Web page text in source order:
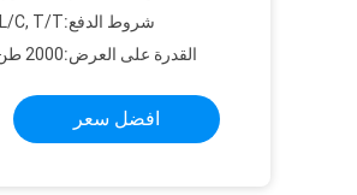
شروط الدفع:L/C, T/T, ويسترن يونيون
القدرة على العرض:2000 طن لكلّ شهر
افضل سعر